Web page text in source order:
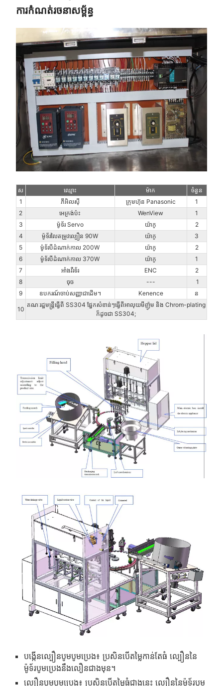
ការកំណត់រចនាសម្ព័ន្ធ
ស ឈ្មោះ ម៉ាក
ចំនួន
1
ភីអិលស៊ី ក្រុមហ៊ុន Panasonic
1
2
អេក្រង់ប៉ះ WenView
1
3
ម៉ូទ័រ Servo យ៉ាកូ
2
4
ម៉ូទ័រលៃតម្រូវល្បឿន 90W យ៉ាកូ
3
5
ម៉ូទ័របីដំណាក់កាល 200W យ៉ាកូ
2
6
ម៉ូទ័របីដំណាក់កាល 370W យ៉ាកូ
1
7
អាំងវឺរទ័រ ENC
2
8
ចុច ---
1
9
ឧបករណ៍ចាប់សញ្ញាជាដើម។ Kenence ន
10
គណៈរដ្ឋមន្ត្រីធ្វើពី SS304 ផ្នែកសំខាន់ៗធ្វើពីអាលុយមីញ៉ូម និង Chrom-plating
ក៏ដូចជា SS304;
បង្កើនល្បឿនបូមបូមប្រេង៖ ប្រសិនបើតម្លៃកាន់តែធំ ល្បឿននៃ
ម៉ូទ័របូមប្រេងនឹងលឿនជាងមុន។
ល្បឿន​បូម​បូម​ប្រេង៖ ប្រសិនបើ​តម្លៃ​ធំ​ជាង​នេះ ល្បឿន​នៃ​ម៉ូទ័រ​បូម​